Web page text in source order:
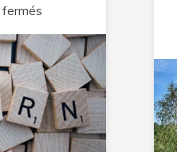
sur
Comment
devenir
imbattable
au
Scrabble
?